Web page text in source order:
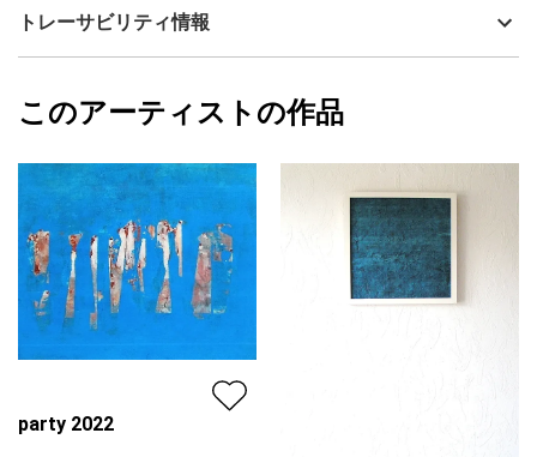
アクリル
カラー
ホワイト
ジャンル
抽象画
配送目安
島田 豊実
フォローする
トレーサビリティ情報
島田 豊実
このアーティストの作品
party 2022